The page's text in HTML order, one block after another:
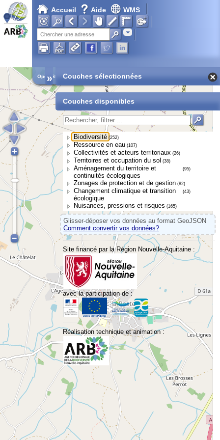
Accueil Aide WMS
Adresse
Open Street Map
» Couches sélectionnées
Couches disponibles
Biodiversité (252)
Ressource en eau (107)
Collectivités et acteurs territoriaux (26)
Territoires et occupation du sol (38)
Aménagement du territoire et
continuités écologiques
(95)
Zonages de protection et de gestion (82)
Changement climatique et transition
écologique
(43)
Nuisances, pressions et risques (165)
Glisser-déposer vos données au format GeoJSON
Comment convertir vos données?
Site financé par la Région Nouvelle-Aquitaine :
avec la participation de :
Réalisation technique et animation :